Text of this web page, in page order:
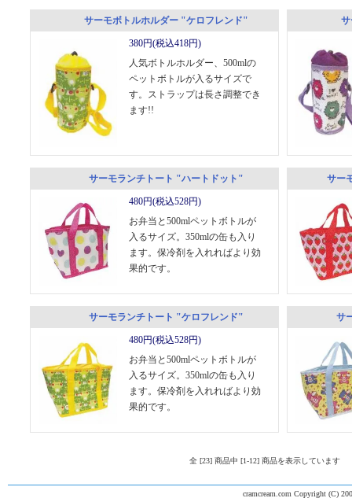
サーモボトルホルダー "ケロフレンド"
380円(税込418円)
人気ボトルホルダー、500mlの
ペットボトルが入るサイズで
す。ストラップは長さ調整でき
ます!!
サーモランチトート "ハートドット"
480円(税込528円)
お弁当と500mlペットボトルが
入るサイズ。350mlの缶も入り
ます。保冷剤を入れればより効
果的です。
サー
サーモランチトート "ケロフレンド"
480円(税込528円)
お弁当と500mlペットボトルが
入るサイズ。350mlの缶も入り
ます。保冷剤を入れればより効
果的です。
サ
全 [23] 商品中 [1-12] 商品を表示しています
cramcream.com Copyright (C)